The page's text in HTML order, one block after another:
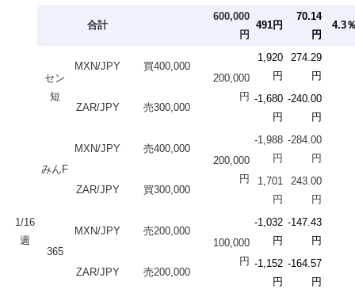
合計
600,000
円
491円
70.14
円
4.3
1/16
週
セン
短
MXN/JPY
買400,000
200,000
円
1,920
円
274.29
円
ZAR/JPY 売300,000
-1,680
円
-240.00
円
みんF
MXN/JPY
売400,000
200,000
円
-1,988
円
-284.00
円
ZAR/JPY 買300,000
1,701
円
243.00
円
365
MXN/JPY
売200,000
100,000
円
-1,032
円
-147.43
円
ZAR/JPY 売200,000
-1,152
円
-164.57
円